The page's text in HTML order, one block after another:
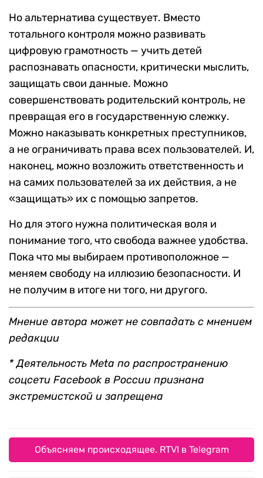
Но альтернатива существует. Вместо
тотального контроля можно развивать
цифровую грамотность — учить детей
распознавать опасности, критически мыслить,
защищать свои данные. Можно
совершенствовать родительский контроль, не
превращая его в государственную слежку.
Можно наказывать конкретных преступников,
а не ограничивать права всех пользователей. И,
наконец, можно возложить ответственность и
на самих пользователей за их действия, а не
«защищать» их с помощью запретов.
Но для этого нужна политическая воля и
понимание того, что свобода важнее удобства.
Пока что мы выбираем противоположное —
меняем свободу на иллюзию безопасности. И
не получим в итоге ни того, ни другого.
Мнение автора может не совпадать с мнением
редакции
* Деятельность Meta по распространению
соцсети Facebook в России признана
экстремистской и запрещена
Объясняем происходящее. RTVI в Telegram